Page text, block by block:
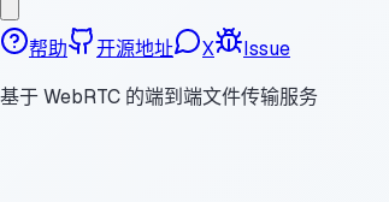
帮助 开源地址 X
Issue
基于 WebRTC 的端到端文件传输服务